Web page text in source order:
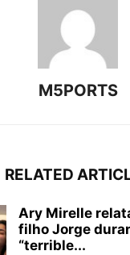
M5PORTS
RELATED
Ary Mirelle
filho Jorge
“terrible...